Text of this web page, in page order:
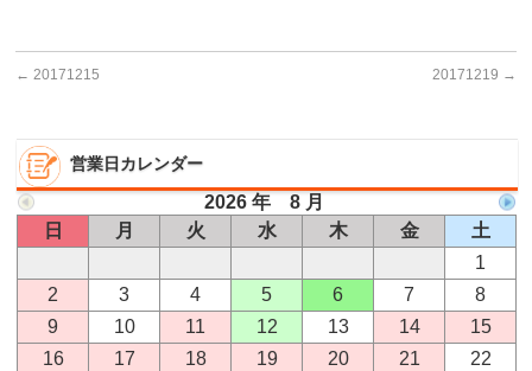
← 20171215 20171219 →
営業日カレンダー
2026 年 8 月
日
月 火 水 木 金
土
1
2
3 4 5 6 7
8
9
10 11 12 13 14
15
16
17 18 19 20 21
22